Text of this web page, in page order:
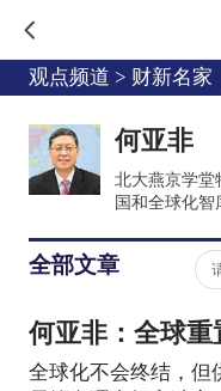
观点频道 > 财新名家
何亚非
北大燕京学堂
国和全球化智
全部文章
何亚非：全球
全球化不会终结，但